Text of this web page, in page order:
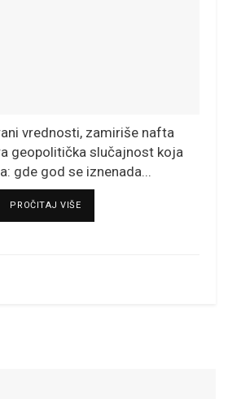
vrednosti, zamiriše nafta
geopolitička slučajnost koja
gde god se iznenada...
PROČITAJ VIŠEDETAILS